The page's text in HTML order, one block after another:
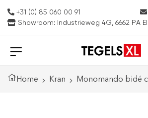
+31 (0) 85 060 00 91
Showroom: Industrieweg 4G, 6662 PA
Home Kran Monomando bidé